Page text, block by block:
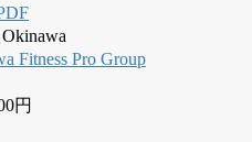
Okinawa
Fitness Pro Group
円